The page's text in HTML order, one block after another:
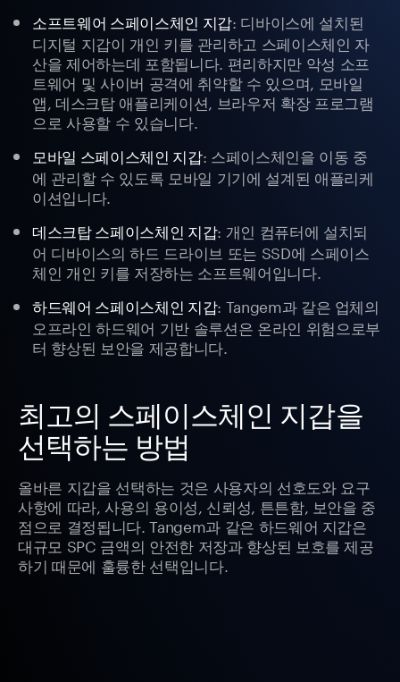
소프트웨어 스페이스체인 지갑: 디바이스에 설치된
디지털 지갑이 개인 키를 관리하고 스페이스체인 자
산을 제어하는데 포함됩니다. 편리하지만 악성 소프
트웨어 및 사이버 공격에 취약할 수 있으며, 모바일
앱, 데스크탑 애플리케이션, 브라우저 확장 프로그램
으로 사용할 수 있습니다.
모바일 스페이스체인 지갑: 스페이스체인을 이동 중
에 관리할 수 있도록 모바일 기기에 설계된 애플리케
이션입니다.
데스크탑 스페이스체인 지갑: 개인 컴퓨터에 설치되
어 디바이스의 하드 드라이브 또는 SSD에 스페이스
체인 개인 키를 저장하는 소프트웨어입니다.
하드웨어 스페이스체인 지갑: Tangem과 같은 업체의
오프라인 하드웨어 기반 솔루션은 온라인 위험으로부
터 향상된 보안을 제공합니다.
최고의 스페이스체인 지갑을
선택하는 방법
올바른 지갑을 선택하는 것은 사용자의 선호도와 요구
사항에 따라, 사용의 용이성, 신뢰성, 튼튼함, 보안을 중
점으로 결정됩니다. Tangem과 같은 하드웨어 지갑은
대규모 SPC 금액의 안전한 저장과 향상된 보호를 제공
하기 때문에 훌륭한 선택입니다.